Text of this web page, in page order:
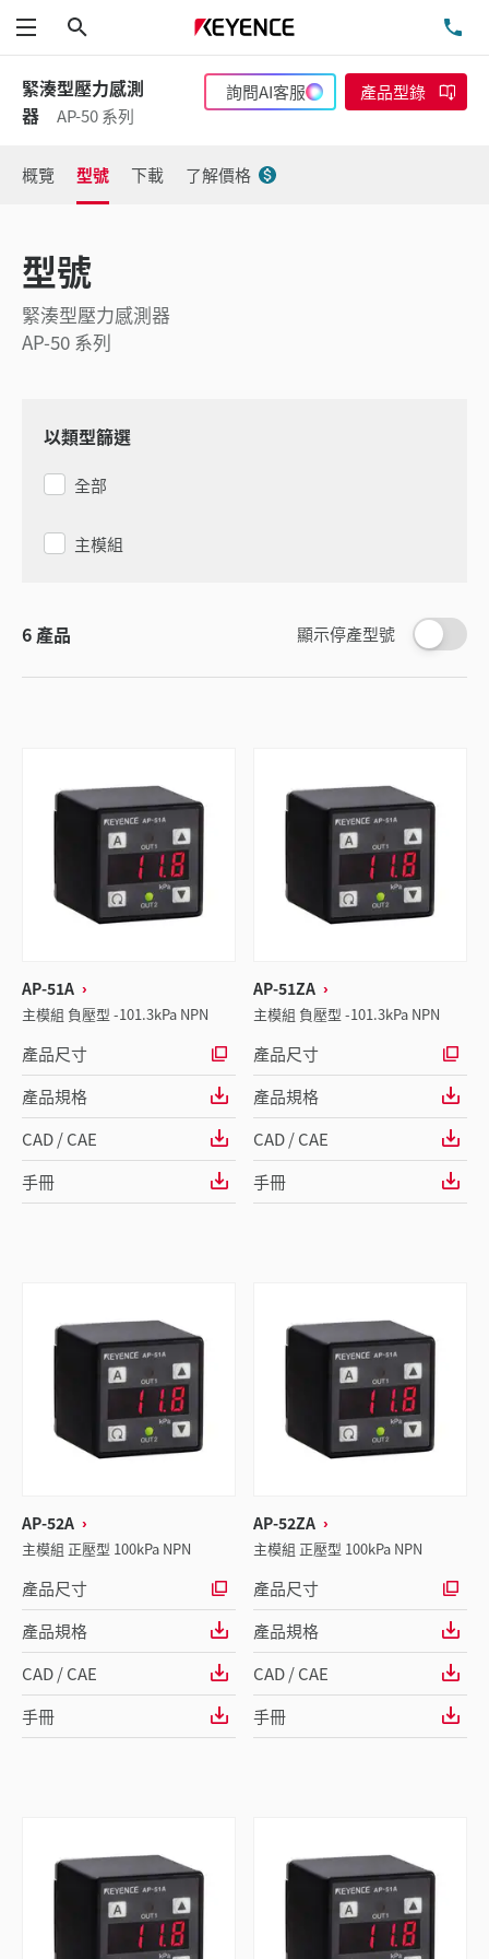
功能表
緊湊型壓力感測
器
AP-50 系列
詢問AI客服 產品型錄
概覽 型號 下載 了解價格
型號
緊湊型壓力感測器
AP-50 系列
以類型篩選
全部
主模組
顯示停產型號
6 產品
AP-51A
主模組 負壓型 -101.3kPa NPN
產品尺寸
產品規格
CAD / CAE
手冊
AP-51ZA
主模組 負壓型 -101.3kPa NPN
產品尺寸
產品規格
CAD / CAE
手冊
AP-52A
主模組 正壓型 100kPa NPN
產品尺寸
產品規格
CAD / CAE
手冊
AP-52ZA
主模組 正壓型 100kPa NPN
產品尺寸
產品規格
CAD / CAE
手冊